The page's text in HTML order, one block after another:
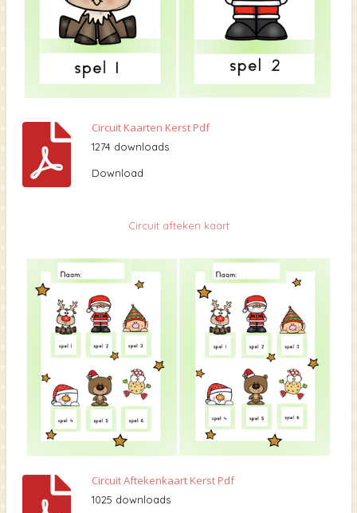
Circuit Kaarten Kerst Pdf
1274 downloads
Download
Circuit afteken kaart
Circuit Aftekenkaart Kerst Pdf
1025 downloads